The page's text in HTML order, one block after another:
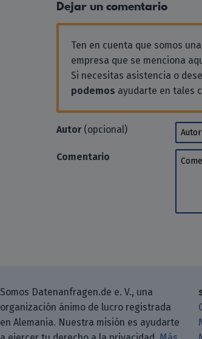
Dejar un comentario
Ten en cuenta que somos una
empresa que se menciona
Si necesitas asistencia o
podemos ayudarte en tales
Autor(opcional) Autor
Comentario
Somos Datenanfragen.de e. V., una
organización ánimo de lucro registrada
en Alemania. Nuestra misión es ayudarte